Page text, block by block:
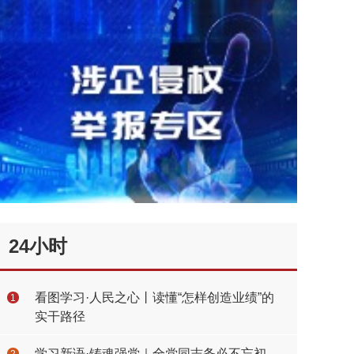
24小时
1
看图学习·人民之心丨读懂“怎样创造业绩”的
实干路径